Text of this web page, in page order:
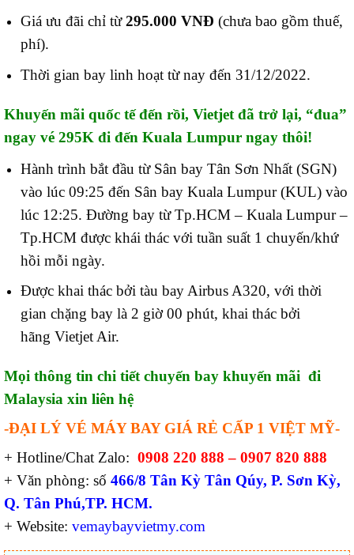
Giá ưu đãi chỉ từ295.000 VNĐ (chưa bao gồm thuế,
phí).
Thời gian bay linh hoạt từ nay đến 31/12/2022.
Khuyến mãi quốc tế đến rồi, Vietjet đã trở lại, “đua”
ngay vé 295K đi đến Kuala Lumpur ngay thôi!
Hành trình bắt đầu từ Sân bay Tân Sơn Nhất (SGN)
vào lúc 09:25 đến Sân bay Kuala Lumpur (KUL) vào
lúc 12:25. Đường bay từ Tp.HCM – Kuala Lumpur –
Tp.HCM được khái thác với tuần suất 1 chuyến/khứ
hồi mỗi ngày.
Được khai thác bởi tàu bayAirbusA320, với thời
gian chặng bay là 2 giờ 00 phút, khai thác bởi
hãng Vietjet Air.
Mọi thông tin chi tiết chuyến bay khuyến mãi đi
Malaysia xin liên hệ
-ĐẠI LÝ VÉ MÁY BAY GIÁ RẺ CẤP 1 VIỆT MỸ-
+ Hotline/Chat Zalo: 0908 220 888 – 0907 820 888
+ Văn phòng: số 466/8 Tân Kỳ Tân Qúy, P. Sơn Kỳ,
Q. Tân Phú,TP. HCM.
+ Website: vemaybayvietmy.com